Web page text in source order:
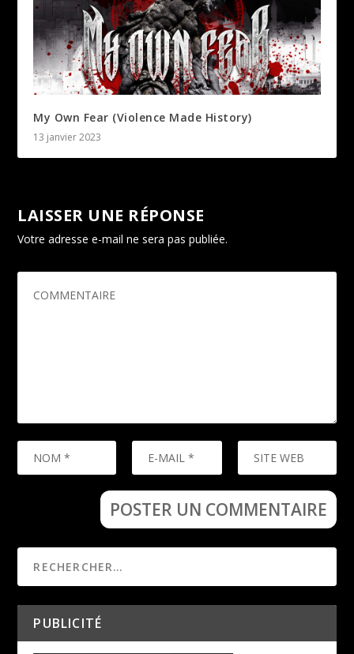
My Own Fear (Violence Made History)
13 janvier 2023
LAISSER UNE RÉPONSE
Votre adresse e-mail ne sera pas publiée.
obligatoires sont indiqués avec
PUBLICITÉ